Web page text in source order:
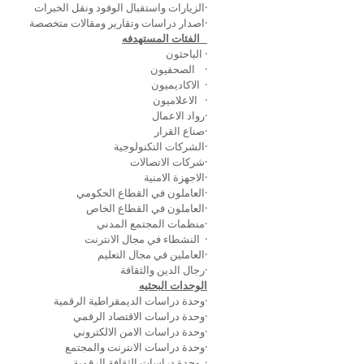
·الزيارات واستقبال الوفود ونقل الخبرات
·اصدار دراسات وتقارير ومقالات متخصصة
الفئات المستهدفه
· الباحثون
· الصحفيون
· الاكاديميون
· الاعلاميون
·رواد الاعمال
·صناع القرار
·الشركات التكنولوجية
·شركات الاتصالات
·الاجهزة الامنية
·العاملون في القطاع الحكومي
·العاملون في القطاع الخاص
·منظمات المجتمع المدني
· النشطاء في مجال الانترنت
·العاملين في مجال التعليم
·رجال الدين والثقافة
الوحدات البحثيه
·وحدة دراسات الديمقراطية الرقمية
·وحدة دراسات الاقتصاد الرقمي
·وحدة دراسات الامن الالكتروني
·وحدة دراسات الانترنت والمجتمع